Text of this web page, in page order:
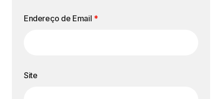
Endereço de Email *
Site